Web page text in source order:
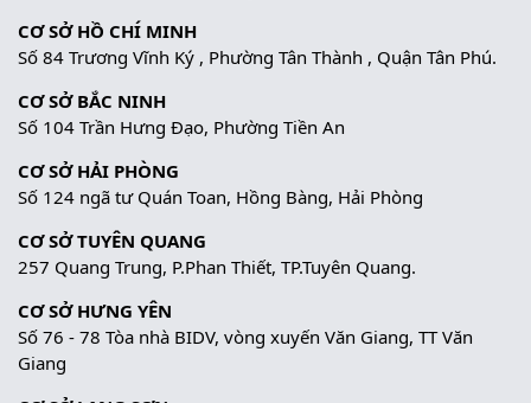
CƠ SỞ HỒ CHÍ MINH
Số 84 Trương Vĩnh Ký , Phường Tân Thành , Quận Tân Phú.
CƠ SỞ BẮC NINH
Số 104 Trần Hưng Đạo, Phường Tiền An
CƠ SỞ HẢI PHÒNG
Số 124 ngã tư Quán Toan, Hồng Bàng, Hải Phòng
CƠ SỞ TUYÊN QUANG
257 Quang Trung, P.Phan Thiết, TP.Tuyên Quang.
CƠ SỞ HƯNG YÊN
Số 76 - 78 Tòa nhà BIDV, vòng xuyến Văn Giang, TT Văn
Giang